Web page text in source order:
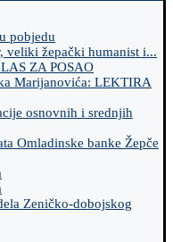
pobjedu
veliki žepački humanist i...
ZA POSAO
Marijanovića: LEKTIRA
osnovnih i srednjih
Omladinske banke Žepče
Zeničko-dobojskog